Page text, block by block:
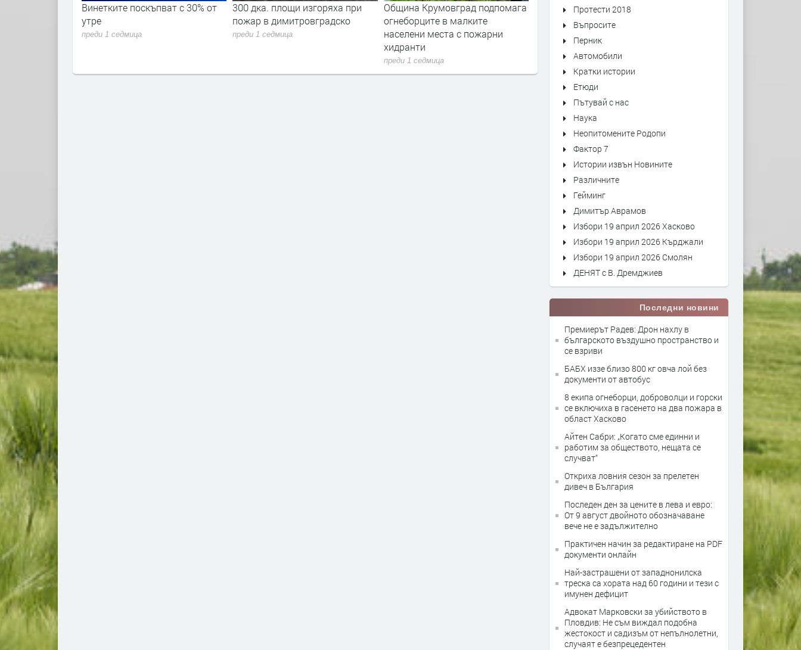
Винетките поскъпват с 30% от
утре
преди 1 седмица
300 дка. площи изгоряха при
пожар в димитровградско
преди 1 седмица
Община Крумовград подпомага
огнеборците в малките
населени места с пожарни
хидранти
преди 1 седмица
Първо издание на „Записки по
българските въстания“ от 1892
г. може да се види в архива на
Кърджали
преди 1 седмица
Протести 2018
Въпросите
Перник
Автомобили
Кратки истории
Етюди
Пътувай с нас
Наука
Неопитомените Родопи
Фактор 7
Истории извън Новините
Различните
Гейминг
Димитър Аврамов
Избори 19 април 2026 Хасково
Избори 19 април 2026 Кърджали
Избори 19 април 2026 Смолян
ДЕНЯТ с В. Дремджиев
Последни новини
Премиерът Радев: Дрон нахлу в
българското въздушно пространство и
се взриви
БАБХ иззе близо 800 кг овча лой без
документи от автобус
8 екипа огнеборци, доброволци и горски
се включиха в гасенето на два пожара в
област Хасково
Айтен Сабри: „Когато сме единни и
работим за обществото, нещата се
случват“
Откриха ловния сезон за прелетен
дивеч в България
Последен ден за цените в лева и евро:
От 9 август двойното обозначаване
вече не е задължително
Практичен начин за редактиране на PDF
документи онлайн
Най-застрашени от западнонилска
треска са хората над 60 години и тези с
имунен дефицит
Адвокат Марковски за убийството в
Пловдив: Не съм виждал подобна
жестокост и садизъм от непълнолетни,
случаят е безпрецедентен